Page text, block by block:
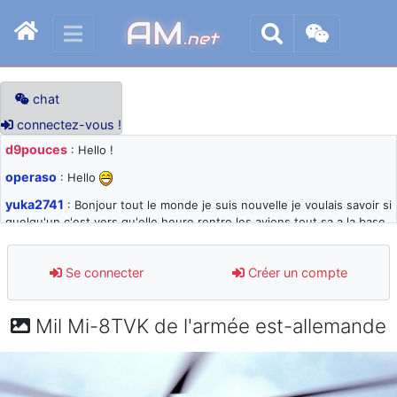
AM.net
chat
connectez-vous !
d9pouces : Hello !
operaso : Hello
yuka2741 : Bonjour tout le monde je suis nouvelle je voulais savoir si
quelqu'un c'est vers qu'elle heure rentre les avions tout sa a la base
d9pouces: désolé pour les quelques blocages du site ces derniers
jours : je teste des méthodes contre le spam et les bots trop nocifs
paxwax: Super, la nouvelle bannière
: je suis un avion@,._,+ > lesquels ? je ne suis pas sûr de
comprendre
Se connecter Créer un compte
Mil Mi-8TVK de l'armée est-allemande